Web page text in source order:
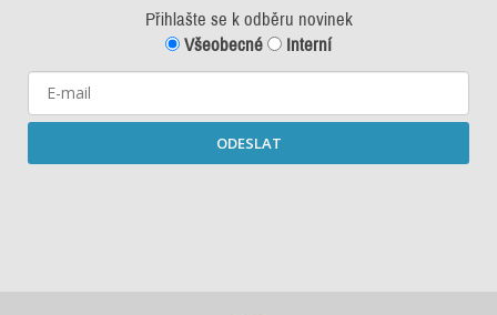
Přihlašte se k odběru novinek
Všeobecné
Interní
ODESLAT